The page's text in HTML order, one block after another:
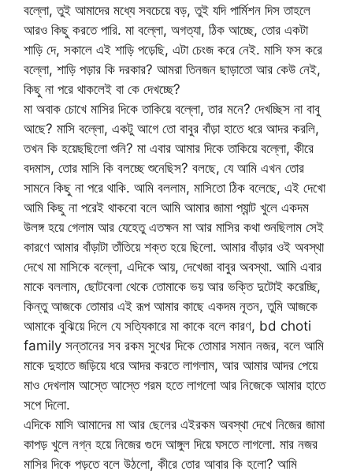
বল্লো, তুই আমাদের মধ্যে সবচেয়ে বড়, তুই যদি পার্মিশন দিস তাহলে
আরও কিছু করতে পারি. মা বল্লো, অগত্যা, ঠিক আচ্ছে, তোর একটা
শাড়ি দে, সকালে এই শাড়ি পড়েছি, এটা চেংজ করে নেই. মাসি ফস করে
বল্লো, শাড়ি পড়ার কি দরকার? আমরা তিনজন ছাড়াতো আর কেউ নেই,
কিছু না পরে থাকলেই বা কে দেখচ্ছে?
মা অবাক চোখে মাসির দিকে তাকিয়ে বল্লো, তার মনে? দেখচ্ছিস না বাবু
আছে? মাসি বল্লো, একটু আগে তো বাবুর বাঁড়া হাতে ধরে আদর করলি,
তখন কি হয়েছছিলো শুনি? মা এবার আমার দিকে তাকিয়ে বল্লো, কীরে
বদমাস, তোর মাসি কি বলচ্ছে শুনেছিস? বলছে, যে আমি এখন তোর
সামনে কিছু না পরে থাকি. আমি বললাম, মাসিতো ঠিক বলেছে, এই দেখো
আমি কিছু না পরেই থাকবো বলে আমি আমার জামা প্যান্ট খুলে একদম
উলঙ্গ হয়ে গেলাম আর যেহেতু এতক্ষন মা আর মাসির কথা শুনছিলাম সেই
কারণে আমার বাঁড়াটা তাঁতিয়ে শক্ত হয়ে ছিলো. আমার বাঁড়ার ওই অবস্থা
দেখে মা মাসিকে বল্লো, এদিকে আয়, দেখেজা বাবুর অবস্থা. আমি এবার
মাকে বললাম, ছোটবেলা থেকে তোমাকে ভয় আর ভক্তি দুটোই করেচ্ছি,
কিন্তু আজকে তোমার এই রূপ আমার কাছে একদম নূতন, তুমি আজকে
আমাকে বুঝিয়ে দিলে যে সত্যিকারে মা কাকে বলে কারণ, bd choti
family সন্তানের সব রকম সুখের দিকে তোমার সমান নজর, বলে আমি
মাকে দুহাতে জড়িয়ে ধরে আদর করতে লাগলাম, আর আমার আদর পেয়ে
মাও দেখলাম আস্তে আস্তে গরম হতে লাগলো আর নিজেকে আমার হাতে
সপে দিলো.
এদিকে মাসি আমাদের মা আর ছেলের এইরকম অবস্থা দেখে নিজের জামা
কাপড় খুলে নগ্ন হয়ে নিজের গুদে আঙ্গুল দিয়ে ঘসতে লাগলো. মার নজর
মাসির দিকে পড়তে বলে উঠলো, কীরে তোর আবার কি হলো? আমি